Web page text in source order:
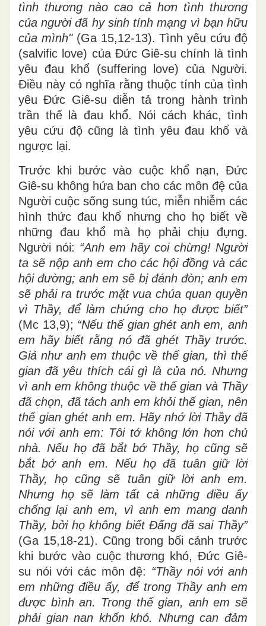
tình thương nào cao cả hơn tình thương
của người đã hy sinh tính mạng vì bạn hữu
của mình"(Ga 15,12-13). Tình yêu cứu độ
(salvific love) của Đức Giê-su chính là tình
yêu đau khổ (suffering love) của Người.
Điều này có nghĩa rằng thuộc tính của tình
yêu Đức Giê-su diễn tả trong hành trình
trần thế là đau khổ. Nói cách khác, tình
yêu cứu độ cũng là tình yêu đau khổ và
ngược lại.
Trước khi bước vào cuộc khổ nạn, Đức
Giê-su không hứa ban cho các môn đệ của
Người cuộc sống sung túc, miễn nhiễm các
hình thức đau khổ nhưng cho họ biết về
những đau khổ mà họ phải chịu đựng.
Người nói: “Anh em hãy coi chừng! Người
ta sẽ nộp anh em cho các hội đồng và các
hội đường; anh em sẽ bị đánh đòn; anh em
sẽ phải ra trước mặt vua chúa quan quyền
vì Thầy, để làm chứng cho họ được biết”
(Mc 13,9); “Nếu thế gian ghét anh em, anh
em hãy biết rằng nó đã ghét Thầy trước.
Giả như anh em thuộc về thế gian, thì thế
gian đã yêu thích cái gì là của nó. Nhưng
vì anh em không thuộc về thế gian và Thầy
đã chọn, đã tách anh em khỏi thế gian, nên
thế gian ghét anh em. Hãy nhớ lời Thầy đã
nói với anh em: Tôi tớ không lớn hơn chủ
nhà. Nếu họ đã bắt bớ Thầy, họ cũng sẽ
bắt bớ anh em. Nếu họ đã tuân giữ lời
Thầy, họ cũng sẽ tuân giữ lời anh em.
Nhưng họ sẽ làm tất cả những điều ấy
chống lại anh em, vì anh em mang danh
Thầy, bởi họ không biết Đấng đã sai Thầy”
(Ga 15,18-21). Cũng trong bối cảnh trước
khi bước vào cuộc thương khó, Đức Giê-
su nói với các môn đệ: “Thầy nói với anh
em những điều ấy, để trong Thầy anh em
được bình an. Trong thế gian, anh em sẽ
phải gian nan khốn khó. Nhưng can đảm